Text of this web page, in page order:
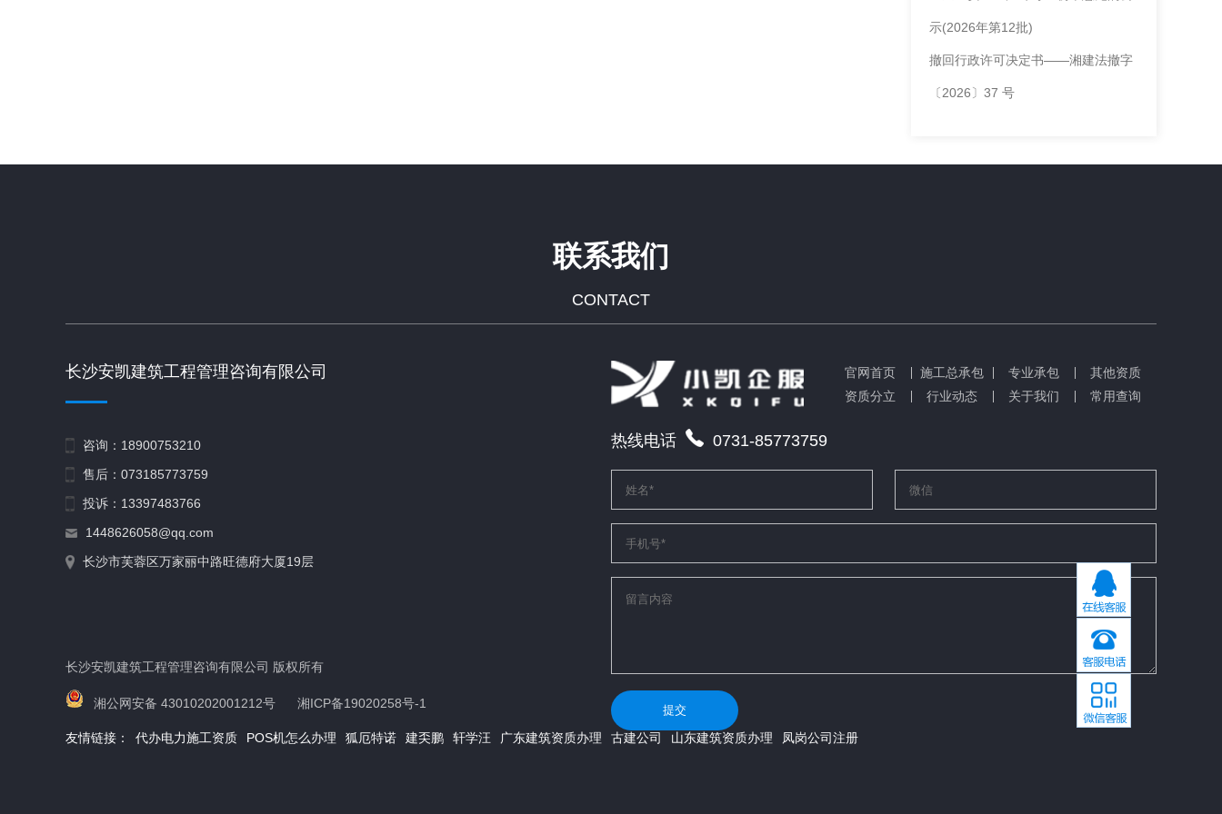
示(2026年第12批)
撤回行政许可决定书——湘建法撤字
〔2026〕37 号
联系我们
CONTACT
长沙安凯建筑工程管理咨询有限公司
咨询：18900753210
售后：073185773759
投诉：13397483766
1448626058@qq.com
长沙市芙蓉区万家丽中路旺德府大厦19层
长沙安凯建筑工程管理咨询有限公司 版权所有
湘公网安备 43010202001212号 湘ICP备19020258号-1
官网首页 施工总承包 专业承包
其他资质
资质分立
行业动态 关于我们 常用查询
热线电话 0731-85773759
提交
友情链接： 代办电力施工资质 POS机怎么办理 狐厄特诺 建奀鹏 轩学汪 广东建筑资质办理 古建公司 山东建筑资质办理 凤岗公司注册